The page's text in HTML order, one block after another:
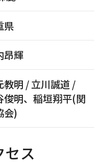
県
昂輝
教明 / 立川誠道 /
俊明、稲垣翔平(関
会)
セス